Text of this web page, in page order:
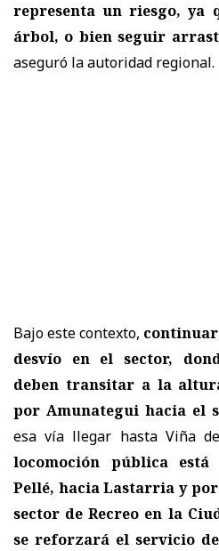
representa un riesgo, ya
árbol, o bien seguir
aseguró la autoridad regional.
Bajo este contexto,
desvío en el sector,
deben transitar a la
por Amunategui hacia el
esa vía llegar hasta Viña
locomoción pública
Pellé, hacia Lastarria y
sector de Recreo en la
se reforzará el servicio